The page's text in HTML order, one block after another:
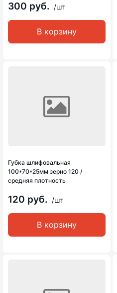
300 руб. /шт
В корзину
Губка шлифовальная
100*70*25мм зерно 120 /
средняя плотность
120 руб. /шт
В корзину